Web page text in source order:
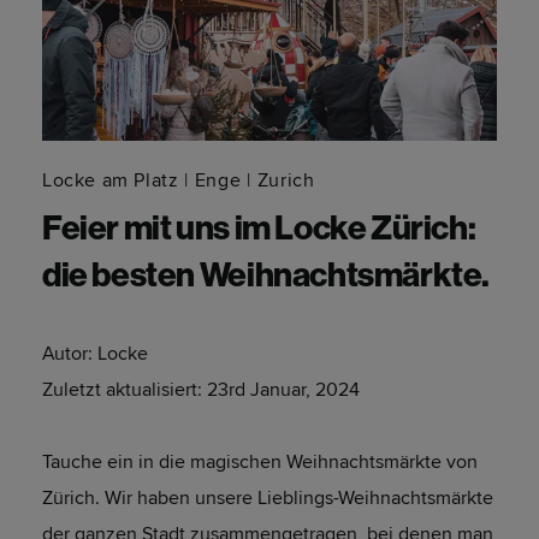
Locke am Platz Enge Zurich
Feier mit uns im Locke Zürich:
die besten Weihnachtsmärkte.
Autor: Locke
Zuletzt aktualisiert: 23rd Januar, 2024
Tauche ein in die magischen Weihnachtsmärkte von
Zürich. Wir haben unsere Lieblings-Weihnachtsmärkte
der ganzen Stadt zusammengetragen, bei denen man